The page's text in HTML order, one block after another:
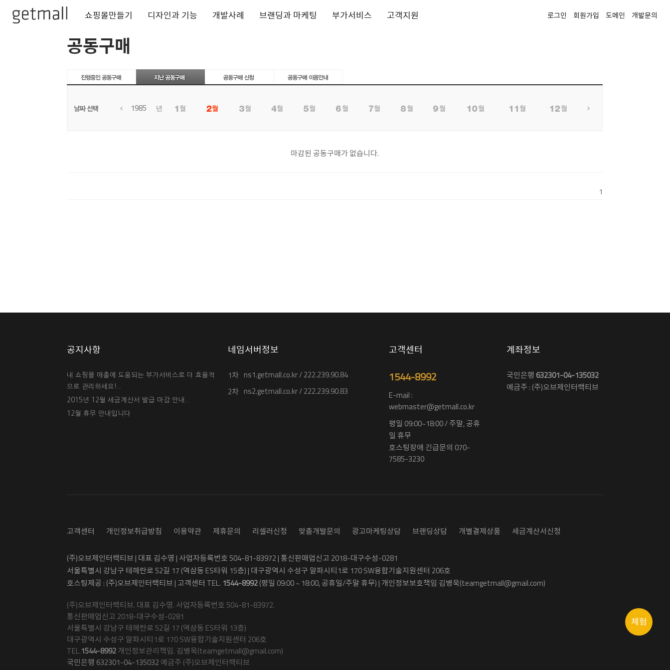
쇼핑몰만들기 디자인과 기능 개발사례 브랜딩과 마케팅 부가서비스 고객지원 로그인 회원가입 도메인 개발문의
공동구매
1985
마감된 공동구매가 없습니다.
1
공지사항
내 쇼핑몰 매출에 도움되는 부가서비스로 더 효율적
으로 관리하세요!...
2015년 12월 세금계산서 발급 마감 안내...
12월 휴무 안내입니다
네임서버정보
1차 ns1.getmall.co.kr / 222.239.90.84
2차 ns2.getmall.co.kr / 222.239.90.83
고객센터
1544-8992
E-mail :
webmaster@getmall.co.kr
평일 09:00~18:00 / 주말, 공휴
일 휴무
호스팅장애 긴급문의 070-
7585-3230
계좌정보
국민은행 632301-04-135032
예금주 : (주)오브제인터랙티브
고객센터 개인정보취급방침 이용약관 제휴문의 리셀러신청 맞춤개발문의 광고마케팅상담 브랜딩상담 개별결제상품 세금계산서신청
(주)오브제인터랙티브 | 대표 김수영 | 사업자등록번호 504-81-83972 | 통신판매업신고 2018-대구수성-0281
서울특별시 강남구 테헤란로 52길 17 (역삼동 ES타워 15층) | 대구광역시 수성구 알파시티1로 170 SW융합기술지원센터 206호
호스팅제공 : (주)오브제인터랙티브 | 고객센터 TEL. 1544-8992(평일 09:00 ~ 18:00, 공휴일/주말 휴무) | 개인정보보호책임 김병욱(teamgetmall@gmail.com)
(주)오브제인터랙티브. 대표 김수영. 사업자등록번호 504-81-83972.
통신판매업신고 2018-대구수성-0281
서울특별시 강남구 테헤란로 52길 17 (역삼동 ES타워 13층)
대구광역시 수성구 알파시티1로 170 SW융합기술지원센터 206호
TEL.1544-8992개인정보관리책임. 김병욱(teamgetmall@gmail.com)
국민은행 632301-04-135032 예금주 (주)오브제인터랙티브
체험